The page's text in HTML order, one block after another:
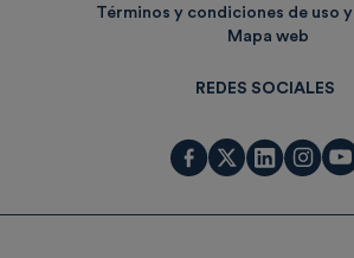
Términos y condiciones de uso
Mapa web
REDES SOCIALES